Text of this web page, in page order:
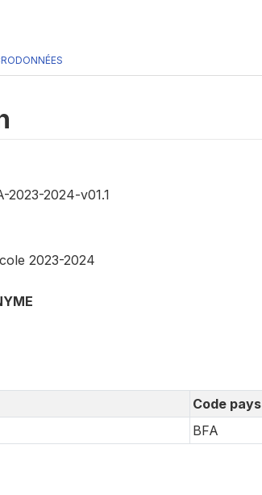
2023-2024-v01.1
2023-2024
Code pays
BFA